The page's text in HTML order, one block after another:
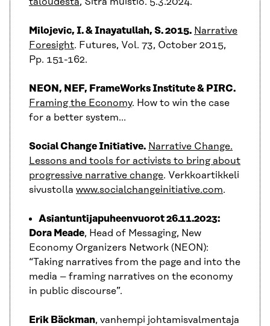
Milojevic, I. & Inayatullah, S. 2015. Narrative
Foresight. Futures, Vol. 73, October 2015,
Pp. 151-162.
NEON, NEF, FrameWorks Institute & PIRC.
Framing the Economy. How to win the case
for a better system…
Social Change Initiative. Narrative Change.
Lessons and tools for activists to bring about
progressive narrative change. Verkkoartikkeli
sivustolla www.socialchangeinitiative.com.
Asiantuntijapuheenvuorot 26.11.2023:
Dora Meade, Head of Messaging, New
Economy Organizers Network (NEON):
“Taking narratives from the page and into the
media – framing narratives on the economy
in public discourse”.
Erik Bäckman, vanhempi johtamisvalmentaja